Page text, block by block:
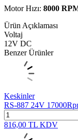
Motor Hızı: 8000
Ürün Açıklaması
Voltaj
12V DC
Benzer Ürünler
Keskinler
RS-887 24V
816,00 TL KDV